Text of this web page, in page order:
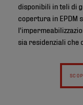
disponibili in teli di
copertura in EPDM
sia residenziali che